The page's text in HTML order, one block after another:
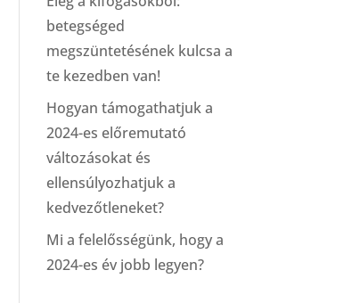
betegséged
megszüntetésének kulcsa a
te kezedben van!
Hogyan támogathatjuk a
2024-es előremutató
változásokat és
ellensúlyozhatjuk a
kedvezőtleneket?
Mi a felelősségünk, hogy a
2024-es év jobb legyen?